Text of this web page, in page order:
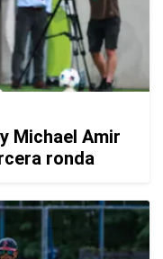
Michael Amir
ronda